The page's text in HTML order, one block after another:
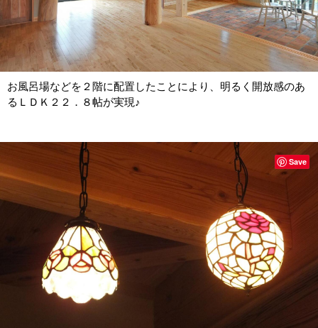
お風呂場などを２階に配置したことにより、明るく開放感のあ
るＬＤＫ２２．８帖が実現♪
Save